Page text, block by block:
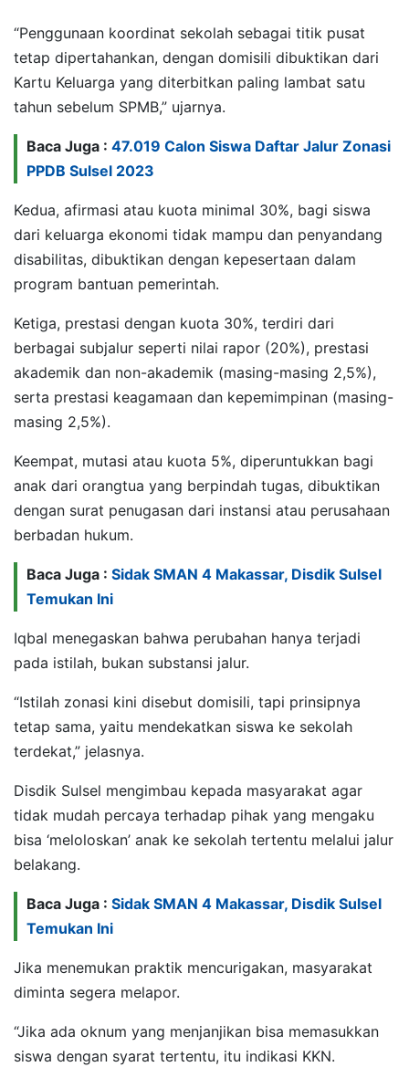
“Penggunaan koordinat sekolah sebagai titik pusat
tetap dipertahankan, dengan domisili dibuktikan dari
Kartu Keluarga yang diterbitkan paling lambat satu
tahun sebelum SPMB,” ujarnya.
Baca Juga : 47.019 Calon Siswa Daftar Jalur Zonasi
PPDB Sulsel 2023
Kedua, afirmasi atau kuota minimal 30%, bagi siswa
dari keluarga ekonomi tidak mampu dan penyandang
disabilitas, dibuktikan dengan kepesertaan dalam
program bantuan pemerintah.
Ketiga, prestasi dengan kuota 30%, terdiri dari
berbagai subjalur seperti nilai rapor (20%), prestasi
akademik dan non-akademik (masing-masing 2,5%),
serta prestasi keagamaan dan kepemimpinan (masing-
masing 2,5%).
Keempat, mutasi atau kuota 5%, diperuntukkan bagi
anak dari orangtua yang berpindah tugas, dibuktikan
dengan surat penugasan dari instansi atau perusahaan
berbadan hukum.
Baca Juga : Sidak SMAN 4 Makassar, Disdik Sulsel
Temukan Ini
Iqbal menegaskan bahwa perubahan hanya terjadi
pada istilah, bukan substansi jalur.
“Istilah zonasi kini disebut domisili, tapi prinsipnya
tetap sama, yaitu mendekatkan siswa ke sekolah
terdekat,” jelasnya.
Disdik Sulsel mengimbau kepada masyarakat agar
tidak mudah percaya terhadap pihak yang mengaku
bisa ‘meloloskan’ anak ke sekolah tertentu melalui jalur
belakang.
Baca Juga : Sidak SMAN 4 Makassar, Disdik Sulsel
Temukan Ini
Jika menemukan praktik mencurigakan, masyarakat
diminta segera melapor.
“Jika ada oknum yang menjanjikan bisa memasukkan
siswa dengan syarat tertentu, itu indikasi KKN.